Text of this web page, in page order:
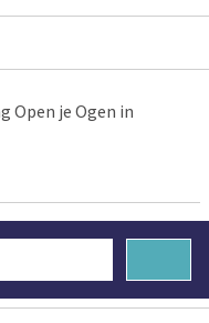
Open je Ogen in